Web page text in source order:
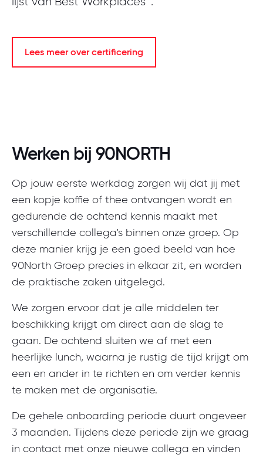
Lees meer over certificering
Werken bij 90NORTH
Op jouw eerste werkdag zorgen wij dat jij met
een kopje koffie of thee ontvangen wordt en
gedurende de ochtend kennis maakt met
verschillende collega's binnen onze groep. Op
deze manier krijg je een goed beeld van hoe
90North Groep precies in elkaar zit, en worden
de praktische zaken uitgelegd.
We zorgen ervoor dat je alle middelen ter
beschikking krijgt om direct aan de slag te
gaan. De ochtend sluiten we af met een
heerlijke lunch, waarna je rustig de tijd krijgt om
een en ander in te richten en om verder kennis
te maken met de organisatie.
De gehele onboarding periode duurt ongeveer
3 maanden. Tijdens deze periode zijn we graag
in contact met onze nieuwe collega en vinden